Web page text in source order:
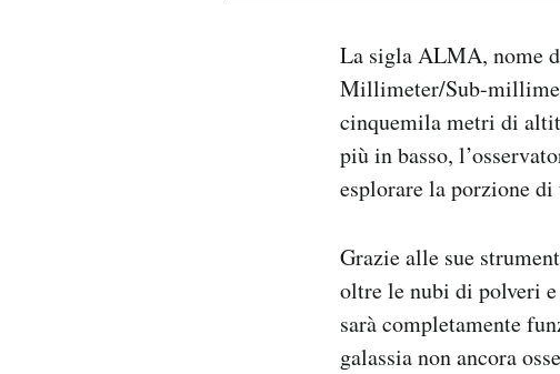
La sigla ALMA, nome
Millimeter/Sub-
cinquemila metri di
più in basso,
esplorare la porzione
Grazie alle sue
oltre le nubi di polveri
sarà completamente
galassia non ancora